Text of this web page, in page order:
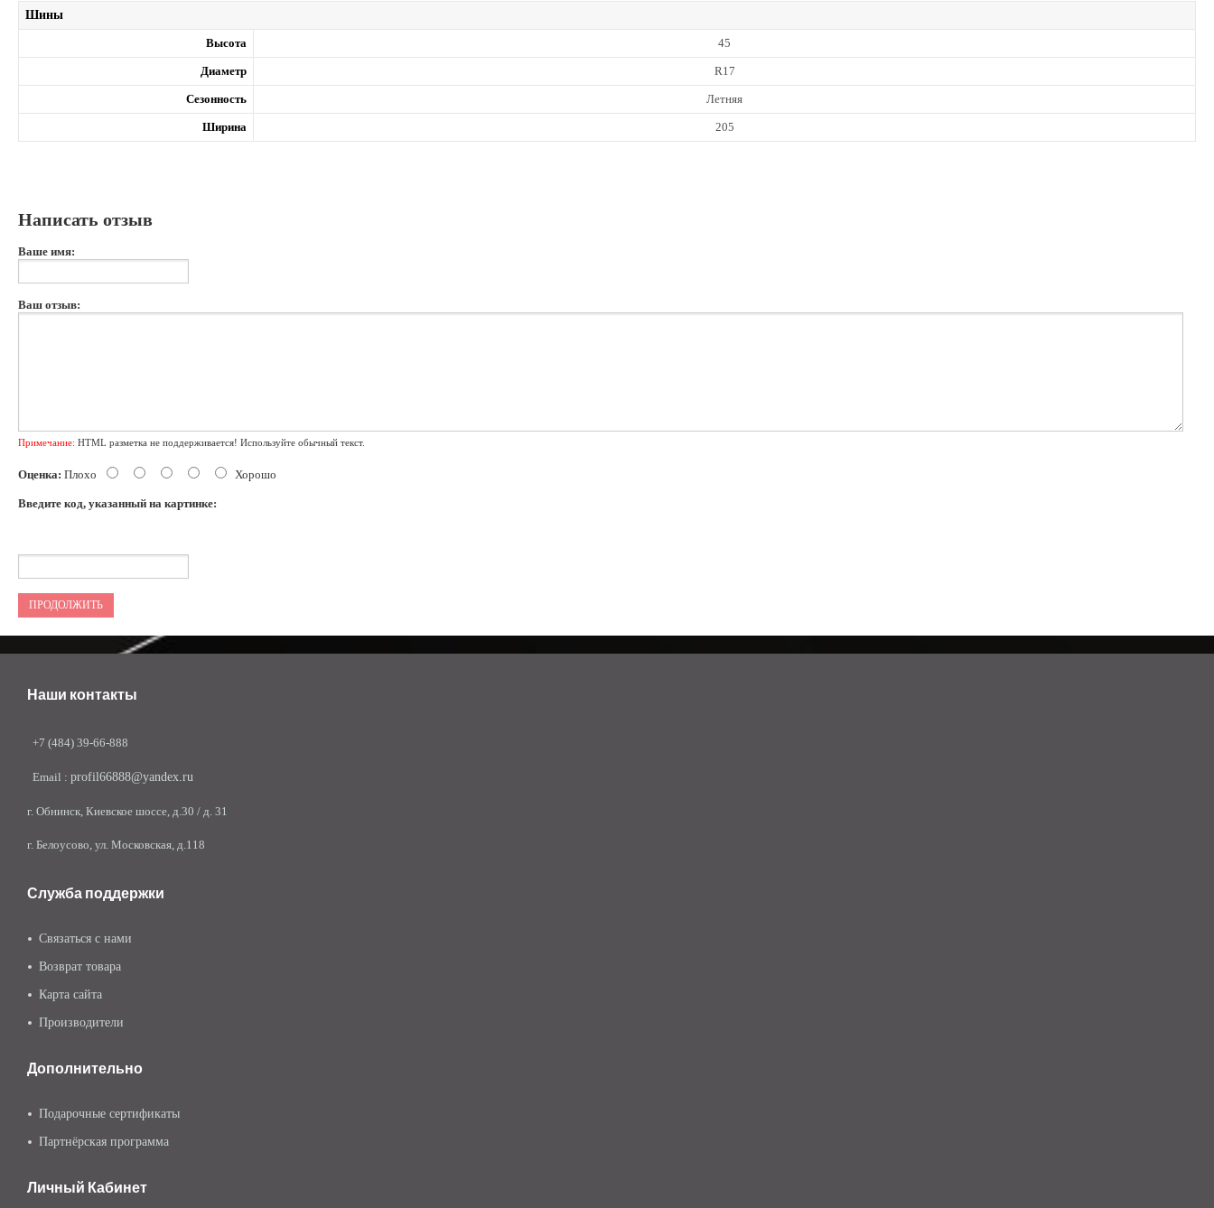
Шины
Высота 45
Диаметр R17
Сезонность Летняя
Ширина 205
Написать отзыв
Ваше имя:
Ваш отзыв:
Примечание: HTML разметка не поддерживается! Используйте обычный текст.
Оценка: Плохо Хорошо
Введите код, указанный на картинке:
ПРОДОЛЖИТЬ
Наши контакты
+7 (484) 39-66-888
Email : profil66888@yandex.ru
г. Обнинск, Киевское шоссе, д.30 / д. 31
г. Белоусово, ул. Московская, д.118
Служба поддержки
Связаться с нами
Возврат товара
Карта сайта
Производители
Дополнительно
Подарочные сертификаты
Партнёрская программа
Личный Кабинет